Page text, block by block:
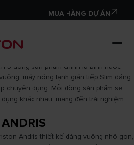
MUA HÀNG DỰ ÁN
nóng gián tiếp
tiếp nổi bật với thiết kế tinh tế mang đậm
3 dòng sản phẩm chính là bình nước
máy nóng lạnh gián tiếp Slim dáng
chuyên dụng. Mỗi dòng sản phẩm sẽ
khác nhau, mang đến trải nghiệm
ANDRIS
Andris thiết kế dáng vuông nhỏ gọn,